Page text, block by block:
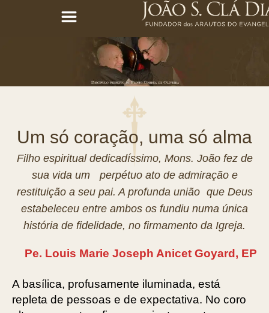
Um só coração, uma só alma
Filho espiritual dedicadíssimo, Mons. João fez de
sua vida um perpétuo ato de admiração e
restituição a seu pai. A profunda união que Deus
estabeleceu entre ambos os fundiu numa única
história de fidelidade, no firmamento da Igreja.
Pe. Louis Marie Joseph Anicet Goyard, EP
A basílica, profusamente iluminada, está
repleta de pessoas e de expectativa. No coro